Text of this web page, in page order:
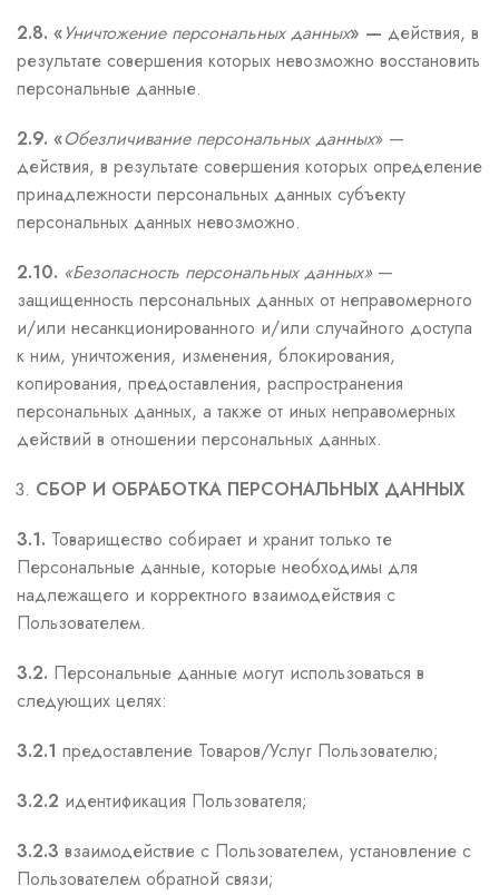
2.8. «Уничтожение персональных данных» — действия, в
результате совершения которых невозможно восстановить
персональные данные.
2.9. «Обезличивание персональных данных» —
действия, в результате совершения которых определение
принадлежности персональных данных субъекту
персональных данных невозможно.
2.10. «Безопасность персональных данных»—
защищенность персональных данных от неправомерного
и/или несанкционированного и/или случайного доступа
к ним, уничтожения, изменения, блокирования,
копирования, предоставления, распространения
персональных данных, а также от иных неправомерных
действий в отношении персональных данных.
СБОР И ОБРАБОТКА ПЕРСОНАЛЬНЫХ ДАННЫХ
3.1. Товарищество собирает и хранит только те
Персональные данные, которые необходимы для
надлежащего и корректного взаимодействия с
Пользователем.
3.2. Персональные данные могут использоваться в
следующих целях:
3.2.1 предоставление Товаров/Услуг Пользователю;
3.2.2 идентификация Пользователя;
3.2.3 взаимодействие с Пользователем, установление с
Пользователем обратной связи;